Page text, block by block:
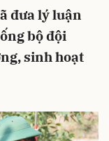
đưa lý luận
bộ đội
sinh hoạt
Hủy